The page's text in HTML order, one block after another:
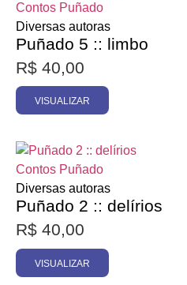
Categorias
Autores
Contos Puñado
Diversas autoras
Puñado 5 :: limbo
R$ 40,00
VISUALIZAR
Contos Puñado
Diversas autoras
Puñado 2 :: delírios
R$ 40,00
VISUALIZAR